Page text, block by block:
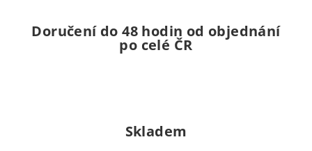
Doručení do 48 hodin od objednání
po celé ČR
Skladem